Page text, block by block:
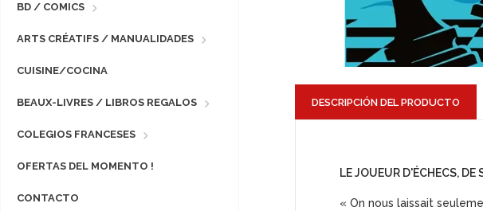
BD / COMICS
ARTS CRÉATIFS / MANUALIDADES
CUISINE/COCINA
BEAUX-LIVRES / LIBROS REGALOS
COLEGIOS FRANCESES
OFERTAS DEL MOMENTO !
CONTACTO
DESCRIPCIÓN DEL PRODUCTO
LE JOUEUR D'ÉCHECS, DE
« On nous laissait